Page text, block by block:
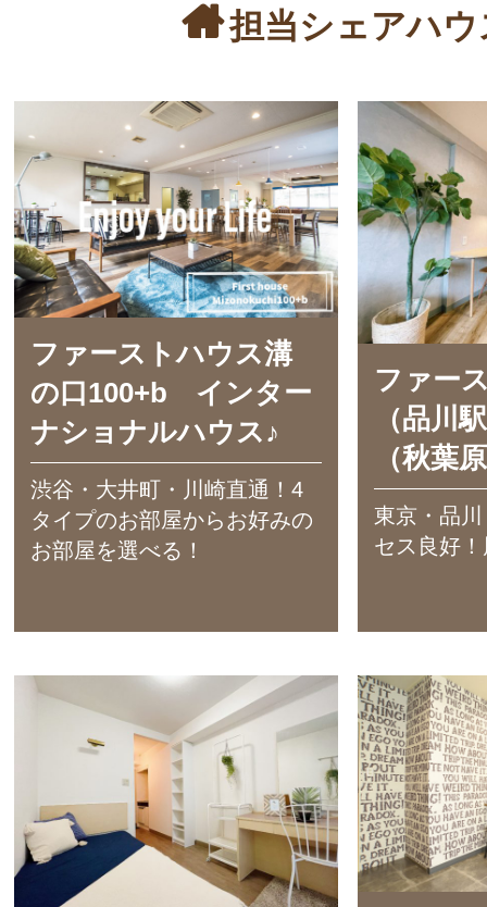
担当シェアハウ
ファーストハウス溝
の口100+b インター
ナショナルハウス♪
渋谷・大井町・川崎直通！4
タイプのお部屋からお好みの
お部屋を選べる！
ファー
（品川
（秋葉
東京・品
セス良好